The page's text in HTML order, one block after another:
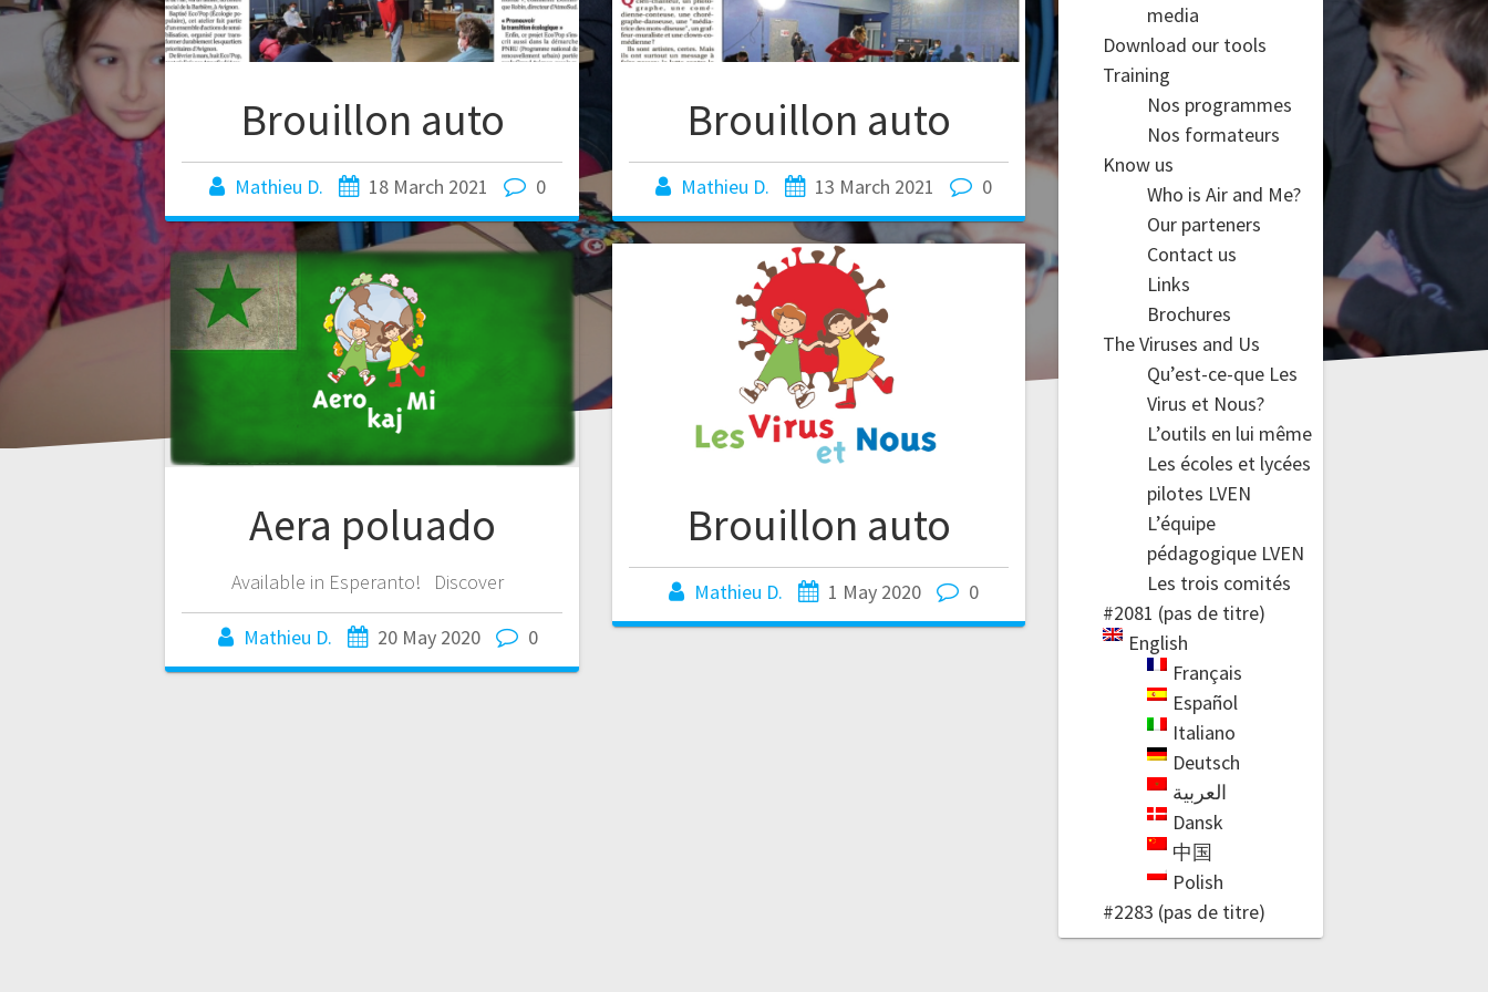
Brouillon auto
Mathieu D. 18 March 2021 0
Brouillon auto
Mathieu D. 13 March 2021 0
Aera poluado
Available in Esperanto! Discover
Mathieu D. 20 May 2020 0
Brouillon auto
Mathieu D. 1 May 2020 0
media
Download our tools
Training
Nos programmes
Nos formateurs
Know us
Who is Air and Me?
Our parteners
Contact us
Links
Brochures
The Viruses and Us
Qu’est-ce-que Les
Virus et Nous?
L’outils en lui même
Les écoles et lycées
pilotes LVEN
L’équipe
pédagogique LVEN
Les trois comités
#2081 (pas de titre)
English
Français
Español
Italiano
Deutsch
العربية
Dansk
中国
Polish
#2283 (pas de titre)